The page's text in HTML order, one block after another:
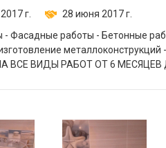
г.
28 июня 2017 г.
- Фасадные работы - Бетонные
ВСЕ ВИДЫ РАБОТ ОТ 6 МЕСЯЦЕВ